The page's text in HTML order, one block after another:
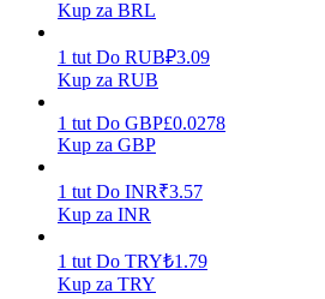
Codziennie zdobywaj
Kup za BRL
1 tut Do RUB₽3.09
Kup za RUB
1 tut Do GBP£0.0278
Kup za GBP
1 tut Do INR₹3.57
Kup za INR
1 tut Do TRY₺1.79
Kup za TRY